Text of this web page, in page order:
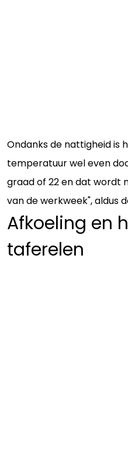
Ondanks de nattigheid is
temperatuur wel even
graad of 22 en dat wordt
van de werkweek", aldus
Afkoeling en
taferelen